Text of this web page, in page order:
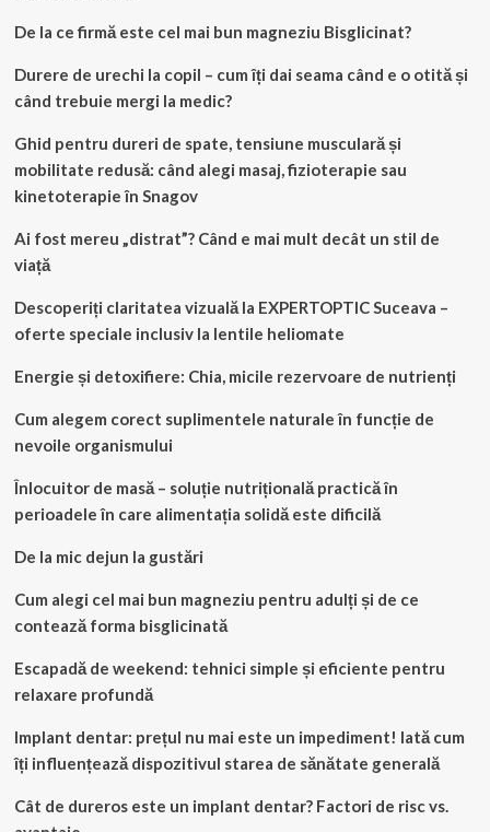
De la ce firmă este cel mai bun magneziu Bisglicinat?
Durere de urechi la copil – cum îți dai seama când e o otită și
când trebuie mergi la medic?
Ghid pentru dureri de spate, tensiune musculară și
mobilitate redusă: când alegi masaj, fizioterapie sau
kinetoterapie în Snagov
Ai fost mereu „distrat”? Când e mai mult decât un stil de
viață
Descoperiți claritatea vizuală la EXPERTOPTIC Suceava –
oferte speciale inclusiv la lentile heliomate
Energie și detoxifiere: Chia, micile rezervoare de nutrienți
Cum alegem corect suplimentele naturale în funcție de
nevoile organismului
Înlocuitor de masă – soluție nutrițională practică în
perioadele în care alimentația solidă este dificilă
De la mic dejun la gustări
Cum alegi cel mai bun magneziu pentru adulți și de ce
contează forma bisglicinată
Escapadă de weekend: tehnici simple și eficiente pentru
relaxare profundă
Implant dentar: prețul nu mai este un impediment! Iată cum
îți influențează dispozitivul starea de sănătate generală
Cât de dureros este un implant dentar? Factori de risc vs.